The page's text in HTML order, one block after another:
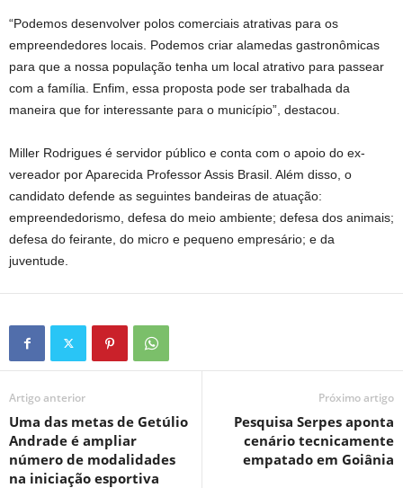
“Podemos desenvolver polos comerciais atrativas para os
empreendedores locais. Podemos criar alamedas gastronômicas
para que a nossa população tenha um local atrativo para passear
com a família. Enfim, essa proposta pode ser trabalhada da
maneira que for interessante para o município”, destacou.
Miller Rodrigues é servidor público e conta com o apoio do ex-
vereador por Aparecida Professor Assis Brasil. Além disso, o
candidato defende as seguintes bandeiras de atuação:
empreendedorismo, defesa do meio ambiente; defesa dos animais;
defesa do feirante, do micro e pequeno empresário; e da
juventude.
Artigo anterior
Uma das metas de Getúlio
Andrade é ampliar
número de modalidades
na iniciação esportiva
Próximo artigo
Pesquisa Serpes aponta
cenário tecnicamente
empatado em Goiânia